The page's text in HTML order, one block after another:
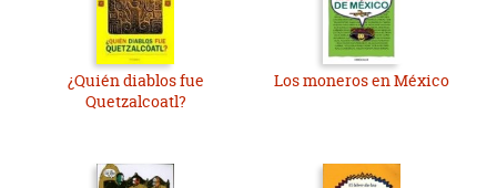
¿Quién diablos fue
Quetzalcoatl?
Los moneros en México